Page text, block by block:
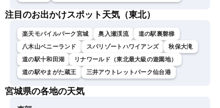
注目のお出かけスポット天気（東北）
楽天モバイルパーク宮城 奥入瀬渓流
道の駅裏磐梯
八木山ベニーランド
スパリゾートハワイアンズ
秋保大滝
道の駅十和田湖
リナワールド（東北最大級の遊園地）
道の駅やまがた蔵王
三井アウトレットパーク仙台港
宮城県の各地の天気